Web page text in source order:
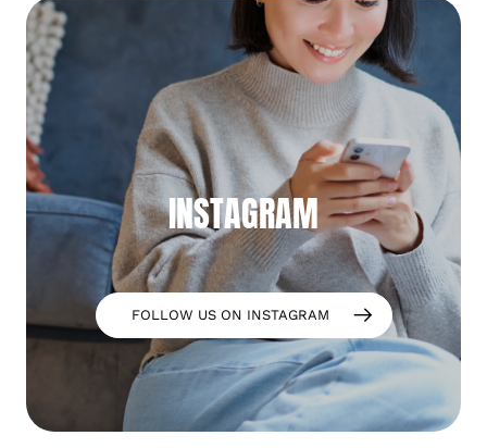
INSTAGRAM
FOLLOW US ON INSTAGRAM